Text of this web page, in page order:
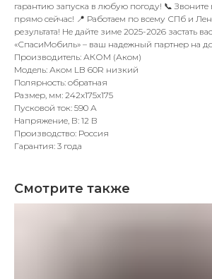
гарантию запуска в любую погоду! 📞
прямо сейчас! 📍 Работаем по всему СПб и
результата! Не дайте зиме 2025-2026 застать
«СпасиМобиль» – ваш надежный партнер на
Производитель: АКОМ (Аком)
Модель: Аком LB 60R низкий
Полярность: обратная
Размер, мм: 242x175x175
Пусковой ток: 590 А
Напряжение, В: 12 В
Производство: Россия
Гарантия: 3 года
Смотрите также